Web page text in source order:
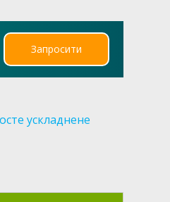
Запросити
ускладнене